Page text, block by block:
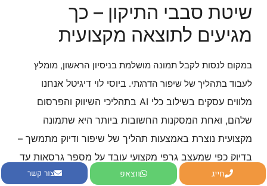
שיטת סבבי התיקון – כך
מגיעים לתוצאה מקצועית
במקום לנסות לקבל תמונה מושלמת בניסיון הראשון, מומלץ
לעבוד בתהליך של שיפור הדרגתי. ביוסי לוי דיגיטל אנחנו
מלווים עסקים בשילוב כלי AI בתהליכי השיווק והפרסום
שלהם, ואחת המסקנות החשובות ביותר היא שתמונה
מקצועית נוצרת באמצעות תהליך של שיפור ודיוק מתמשך –
בדיוק כפי שמעצב גרפי מקצועי עובד על מספר גרסאות עד
לקבלת התוצאה המושלמת.
חייג ווצאפ צור קשר